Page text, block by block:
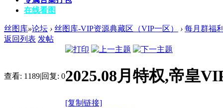
在线看图
丝图库»论坛 › 丝图库-VIP资源典藏区（VIP一区） › 每月群福
返回列表 发帖
查看: 1189|回复: 02025.08月特权,帝皇
[复制链接]